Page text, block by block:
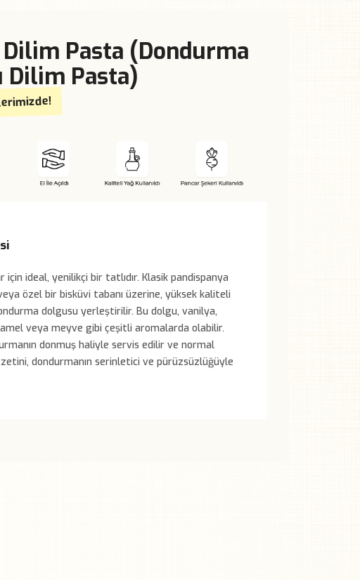
Pasta (Dondurma
Dilim Pasta)
için ideal, yenilikçi bir tatlıdır. Klasik pandispanya
özel bir bisküvi tabanı üzerine, yüksek kaliteli
dolgusu yerleştirilir. Bu dolgu, vanilya,
veya meyve gibi çeşitli aromalarda olabilir.
donmuş haliyle servis edilir ve normal
dondurmanın serinletici ve pürüzsüzlüğüyle